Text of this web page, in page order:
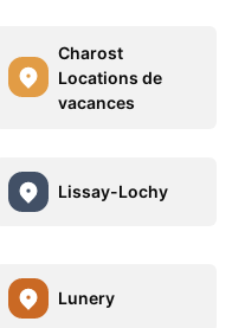
Charost
Locations de
vacances
Lissay-Lochy
Lunery